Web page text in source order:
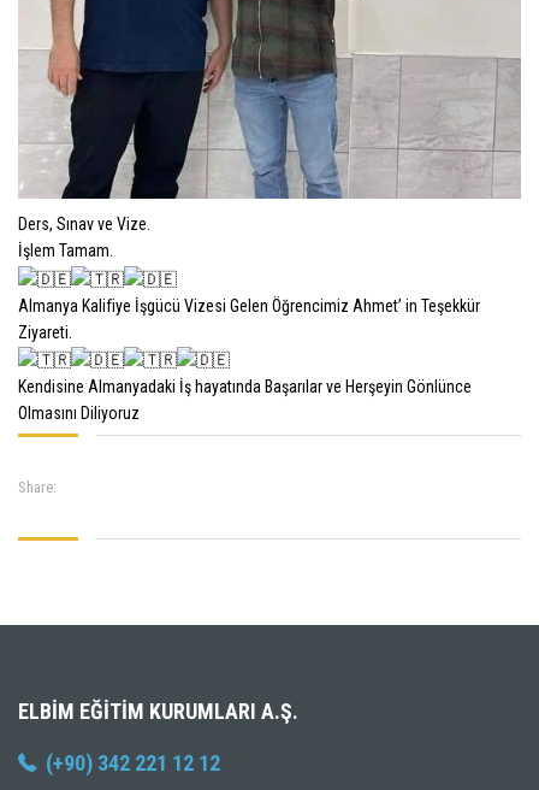
Ders, Sınav ve Vize.
İşlem Tamam.
Almanya Kalifiye İşgücü Vizesi Gelen Öğrencimiz Ahmet’ in Teşekkür
Ziyareti.
Kendisine Almanyadaki İş hayatında Başarılar ve Herşeyin Gönlünce
Olmasını Diliyoruz
Share:
ELBIM EĞITIM KURUMLARI A.Ş.
(+90) 342 221 12 12